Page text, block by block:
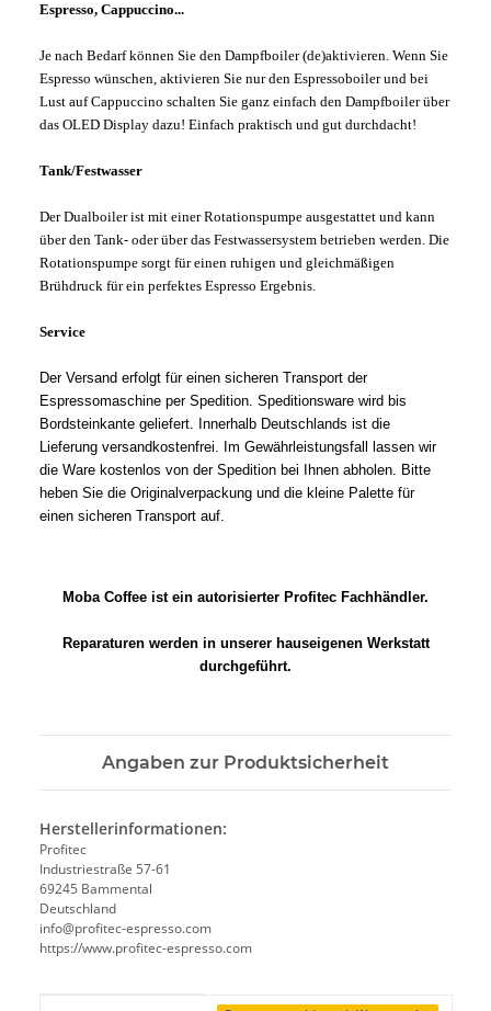
Espresso, Cappuccino...
Je nach Bedarf können Sie den Dampfboiler (de)aktivieren. Wenn Sie
Espresso wünschen, aktivieren Sie nur den Espressoboiler und bei
Lust auf Cappuccino schalten Sie ganz einfach den Dampfboiler über
das OLED Display dazu! Einfach praktisch und gut durchdacht!
Tank/Festwasser
Der Dualboiler ist mit einer Rotationspumpe ausgestattet und kann
über den Tank- oder über das Festwassersystem betrieben werden. Die
Rotationspumpe sorgt für einen ruhigen und gleichmäßigen
Brühdruck für ein perfektes Espresso Ergebnis.
Service
Der Versand erfolgt für einen sicheren Transport der
Espressomaschine per Spedition. Speditionsware wird bis
Bordsteinkante geliefert. Innerhalb Deutschlands ist die
Lieferung versandkostenfrei. Im Gewährleistungsfall lassen wir
die Ware kostenlos von der Spedition bei Ihnen abholen. Bitte
heben Sie die Originalverpackung und die kleine Palette für
einen sicheren Transport auf.
Moba Coffee ist ein autorisierter Profitec Fachhändler.
Reparaturen werden in unserer hauseigenen Werkstatt
durchgeführt.
Angaben zur Produktsicherheit
Herstellerinformationen:
Profitec
Industriestraße 57-61
69245 Bammental
Deutschland
info@profitec-espresso.com
https://www.profitec-espresso.com